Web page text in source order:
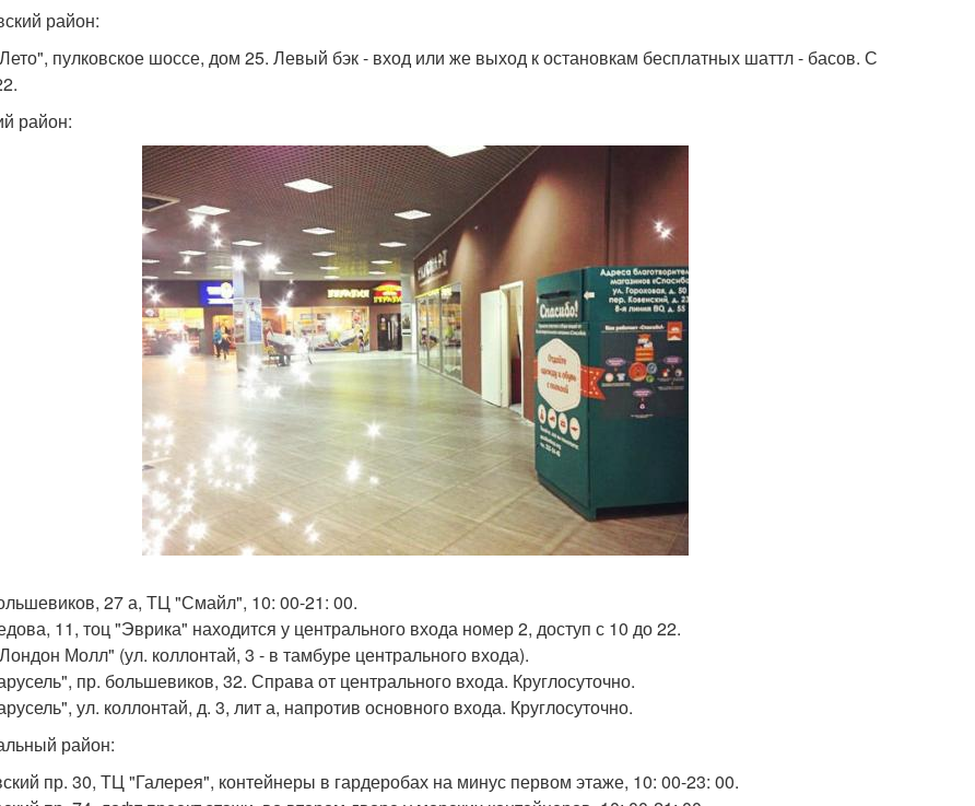
район:
пулковское шоссе, дом 25. Левый бэк - вход или же выход к остановкам бесплатных шаттл - басов. С
район:
27 а, ТЦ "Смайл", 10: 00-21: 00.
11, тоц "Эврика" находится у центрального входа номер 2, доступ с 10 до 22.
Молл" (ул. коллонтай, 3 - в тамбуре центрального входа).
пр. большевиков, 32. Справа от центрального входа. Круглосуточно.
ул. коллонтай, д. 3, лит а, напротив основного входа. Круглосуточно.
район:
пр. 30, ТЦ "Галерея", контейнеры в гардеробах на минус первом этаже, 10: 00-23: 00.